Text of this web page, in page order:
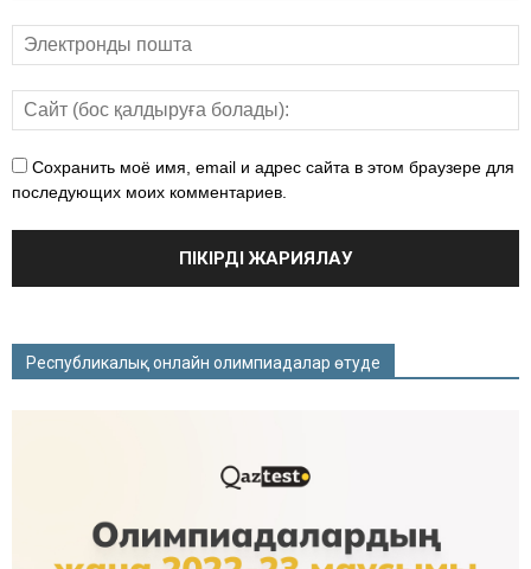
Сохранить моё имя, email и адрес сайта в этом браузере для
последующих моих комментариев.
Республикалық онлайн олимпиадалар өтуде